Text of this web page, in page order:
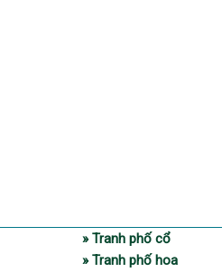
» Tranh phố cổ
» Tranh phố hoa